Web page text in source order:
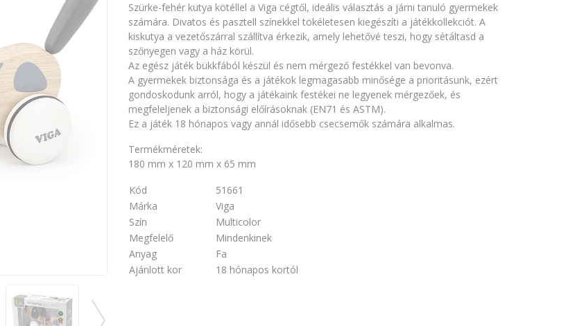
Szürke-fehér kutya kötéllel a Viga cégtől, ideális választás a járni tanuló gyermekek
számára. Divatos és pasztell színekkel tökéletesen kiegészíti a játékkollekciót. A
kiskutya a vezetőszárral szállítva érkezik, amely lehetővé teszi, hogy sétáltasd a
szőnyegen vagy a ház körül.
Az egész játék bükkfából készül és nem mérgező festékkel van bevonva.
A gyermekek biztonsága és a játékok legmagasabb minősége a prioritásunk, ezért
gondoskodunk arról, hogy a játékaink festékei ne legyenek mérgezőek, és
megfeleljenek a biztonsági előírásoknak (EN71 és ASTM).
Ez a játék 18 hónapos vagy annál idősebb csecsemők számára alkalmas.
Termékméretek:
180 mm x 120 mm x 65 mm
Kód
51661
Márka
Viga
Szín
Multicolor
Megfelelő
Mindenkinek
Anyag
Fa
Ajánlott kor
18 hónapos kortól